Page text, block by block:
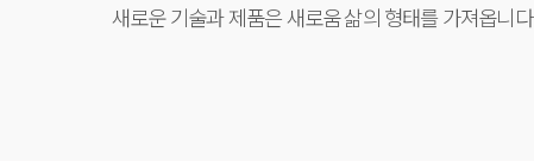
새로운 기술과 제품은 새로움 삶의 형태를 가져옵니다